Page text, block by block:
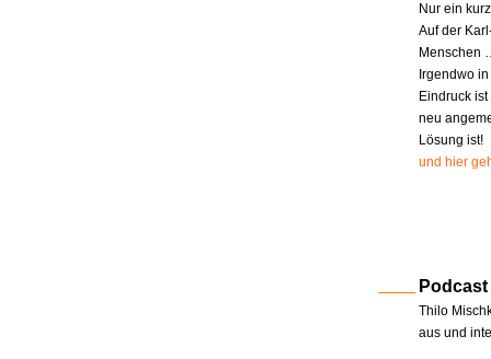
Nur ein
Auf der
Menschen
Irgendwo
Eindruck
neu
Lösung ist!
und hier
Podcast
Thilo
aus und